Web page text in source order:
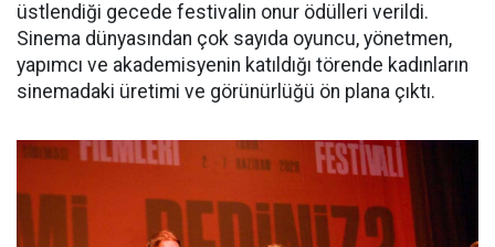
üstlendiği gecede festivalin onur ödülleri verildi.
Sinema dünyasından çok sayıda oyuncu, yönetmen,
yapımcı ve akademisyenin katıldığı törende kadınların
sinemadaki üretimi ve görünürlüğü ön plana çıktı.